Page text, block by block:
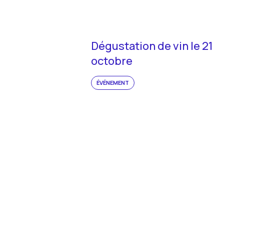
Dégustation de vin le 21
octobre
ÉVÉNEMENT